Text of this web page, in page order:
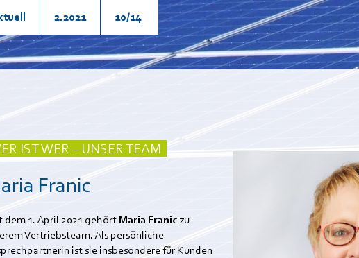
2.2021 10/14
IST WER – UNSER TEAM
Franic
dem 1. April 2021 gehört Maria Franic zu
Vertriebsteam. Als persönliche
ist sie insbesondere für Kunden